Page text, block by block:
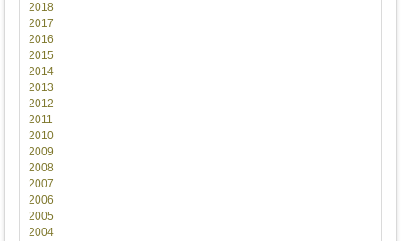
2018
2017
2016
2015
2014
2013
2012
2011
2010
2009
2008
2007
2006
2005
2004